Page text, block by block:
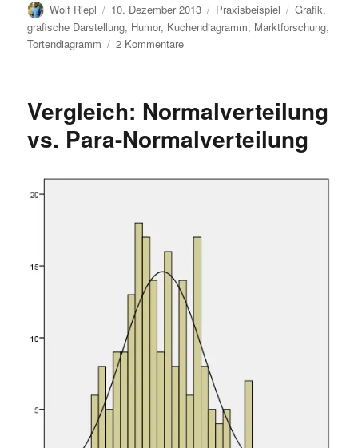
Autor
Wolf Riepl
Veröffentlicht
am
10. Dezember 2013 Kategorien
Praxisbeispiel Schlagwörter
Grafik,
grafische Darstellung, Humor, Kuchendiagramm, Marktforschung,
Tortendiagramm
2 Kommentarezu
sehen
wie
man
Vergleich: Normalverteilung
vs. Para-Normalverteilung